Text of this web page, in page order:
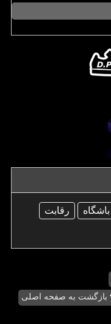
باشگاه
رقابت
بازگشت به صفحه اصلی